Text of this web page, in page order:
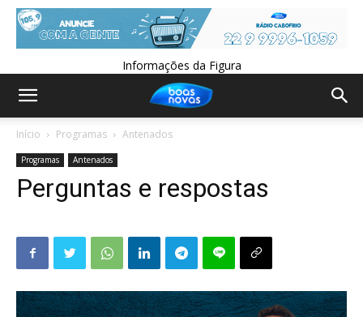
Informações da Figura
Início Programas Antenados
Programas Antenados
Perguntas e respostas